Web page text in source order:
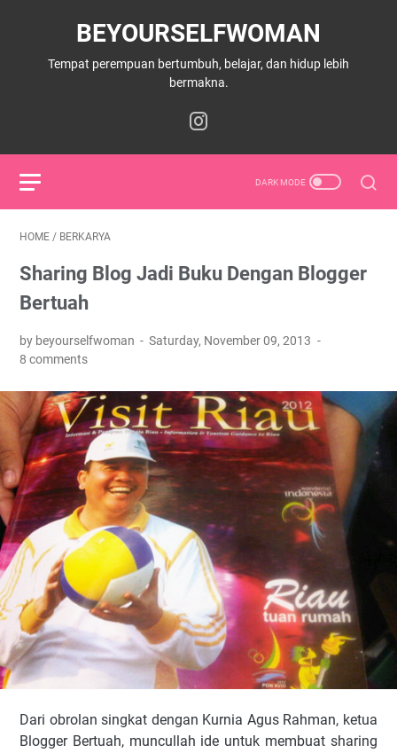
BEYOURSELFWOMAN
Tempat perempuan bertumbuh, belajar, dan hidup lebih
bermakna.
HOME / BERKARYA
Sharing Blog Jadi Buku Dengan Blogger
Bertuah
by beyourselfwoman
Saturday, November 09, 2013
8 comments
Dari obrolan singkat dengan Kurnia Agus Rahman, ketua
Blogger Bertuah, muncullah ide untuk membuat sharing